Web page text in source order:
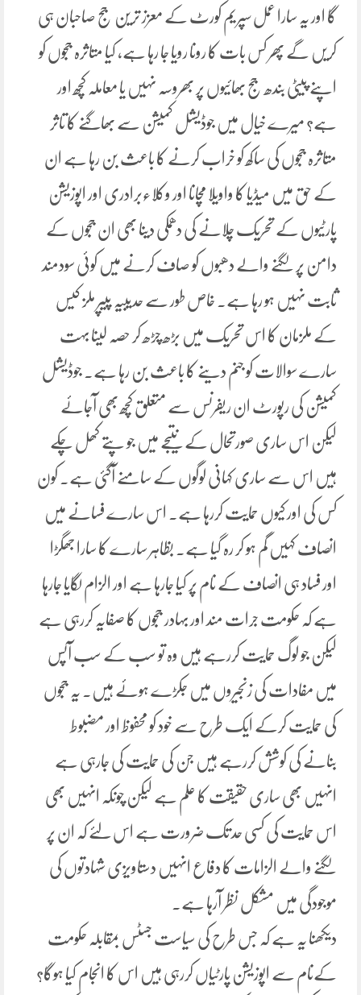
گا اور یہ سارا عمل سپریم کورٹ کے معزز ترین جج صاحبان ہی
کریں گے پھر کس بات کا رونا رویا جا رہا ہے، کیا متاثرہ ججوں کو
اپنے پیٹی بندھ جج بھائیوں پر بھروسہ نہیں یا معاملہ کچھ اور
ہے؟ میرے خیال میں جوڈیشل کمیشن سے بھاگنے کا تاثر
متاثرہ ججوں کی ساکھ کو خراب کرنے کا باعث بن رہا ہے ان
کے حق میں میڈیا کا واویلا مچانا اور وکلاءبرادری اور اپوزیشن
پارٹیوں کے تحریک چلانے کی دھمکی دینا بھی ان ججوں کے
دامن پر لگنے والے دھبوں کو صاف کرنے میں کوئی سودمند
ثابت نہیں ہو رہا ہے۔ خاص طور سے حدیبیہ پیپر ملز کیس
کے ملزمان کا اس تحریک میں بڑھ چڑھ کر حصہ لینا بہت
سارے سوالات کو جنم دینے کا باعث بن رہا ہے۔ جوڈیشل
کمیشن کی رپورٹ ان ریفرنس سے متعلق کچھ بھی آجائے
لیکن اس ساری صورتحال کے نتیجے میں جو پتے کھل چکے
ہیں اس سے ساری کہانی لوگوں کے سامنے آگئی ہے۔ کون
کس کی اور کیوں حمایت کررہا ہے۔ اس سارے فسانے میں
انصاف کہیں گم ہو کر رہ گیا ہے۔ بظاہر سارے کا سارا جھگڑا
اور فساد ہی انصاف کے نام پر کیا جارہا ہے اور الزام لگایا جارہا
ہے کہ حکومت جرات مند اور بہادر ججوں کا صفایہ کررہی ہے
لیکن جو لوگ حمایت کررہے ہیں وہ تو سب کے سب آپس
میں مفادات کی زنجیروں میں جکڑے ہوئے ہیں۔ یہ ججوں
کی حمایت کرکے ایک طرح سے خود کو محفوظ اور مضبوط
بنانے کی کوشش کررہے ہیں جن کی حمایت کی جارہی ہے
انہیں بھی ساری حقیقت کا علم ہے لیکن چونکہ انہیں بھی
اس حمایت کی کسی حد تک ضرورت ہے اس لئے کہ ان پر
لگنے والے الزامات کا دفاع انہیں دستاویزی شہادتوں کی
موجودگی میں مشکل نظر آرہا ہے۔
دیکھنا یہ ہے کہ جس طرح کی سیاست جسٹس بمقابلہ حکومت
کےنام سے اپوزیشن پارٹیاں کررہی ہیں اس کا انجام کیا ہوگا؟